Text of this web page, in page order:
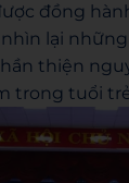
đồng
lại
thiện
trong tuổi